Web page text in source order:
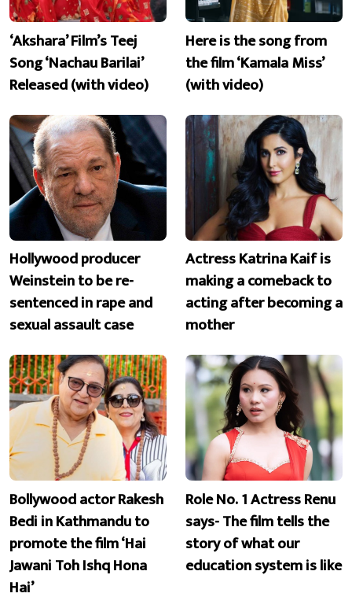
‘Akshara’ Film’s Teej
Song ‘Nachau Barilai’
Released (with video)
Here is the song from
the film ‘Kamala Miss’
(with video)
Hollywood producer
Weinstein to be re-
sentenced in rape and
sexual assault case
Actress Katrina Kaif is
making a comeback to
acting after becoming a
mother
Bollywood actor Rakesh
Bedi in Kathmandu to
promote the film ‘Hai
Jawani Toh Ishq Hona
Hai’
Role No. 1 Actress Renu
says- The film tells the
story of what our
education system is like